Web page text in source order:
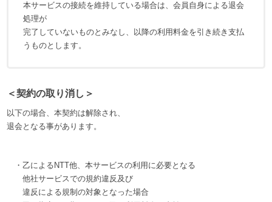
本サービスの接続を維持している場合は、会員自身による退会
処理が
完了していないものとみなし、以降の利用料金を引き続き支払
うものとします。
＜契約の取り消し＞
以下の場合、本契約は解除され、
退会となる事があります。
・乙によるNTT他、本サービスの利用に必要となる
他社サービスでの規約違反及び
違反による規制の対象となった場合